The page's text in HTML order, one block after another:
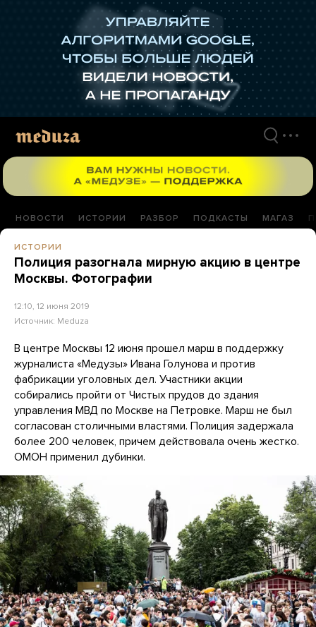
НОВОСТИ ИСТОРИИ РАЗБОР ПОДКАСТЫ МАГАЗ
ИСТОРИИ
Полиция разогнала мирную акцию в центре
Москвы. Фотографии
12:10, 12 июня 2019
Источник: Meduza
В центре Москвы 12 июня прошел марш в поддержку
журналиста «Медузы» Ивана Голунова и против
фабрикации уголовных дел. Участники акции
собирались пройти от Чистых прудов до здания
управления МВД по Москве на Петровке. Марш не был
согласован столичными властями. Полиция задержала
более 200 человек, причем действовала очень жестко.
ОМОН применил дубинки.